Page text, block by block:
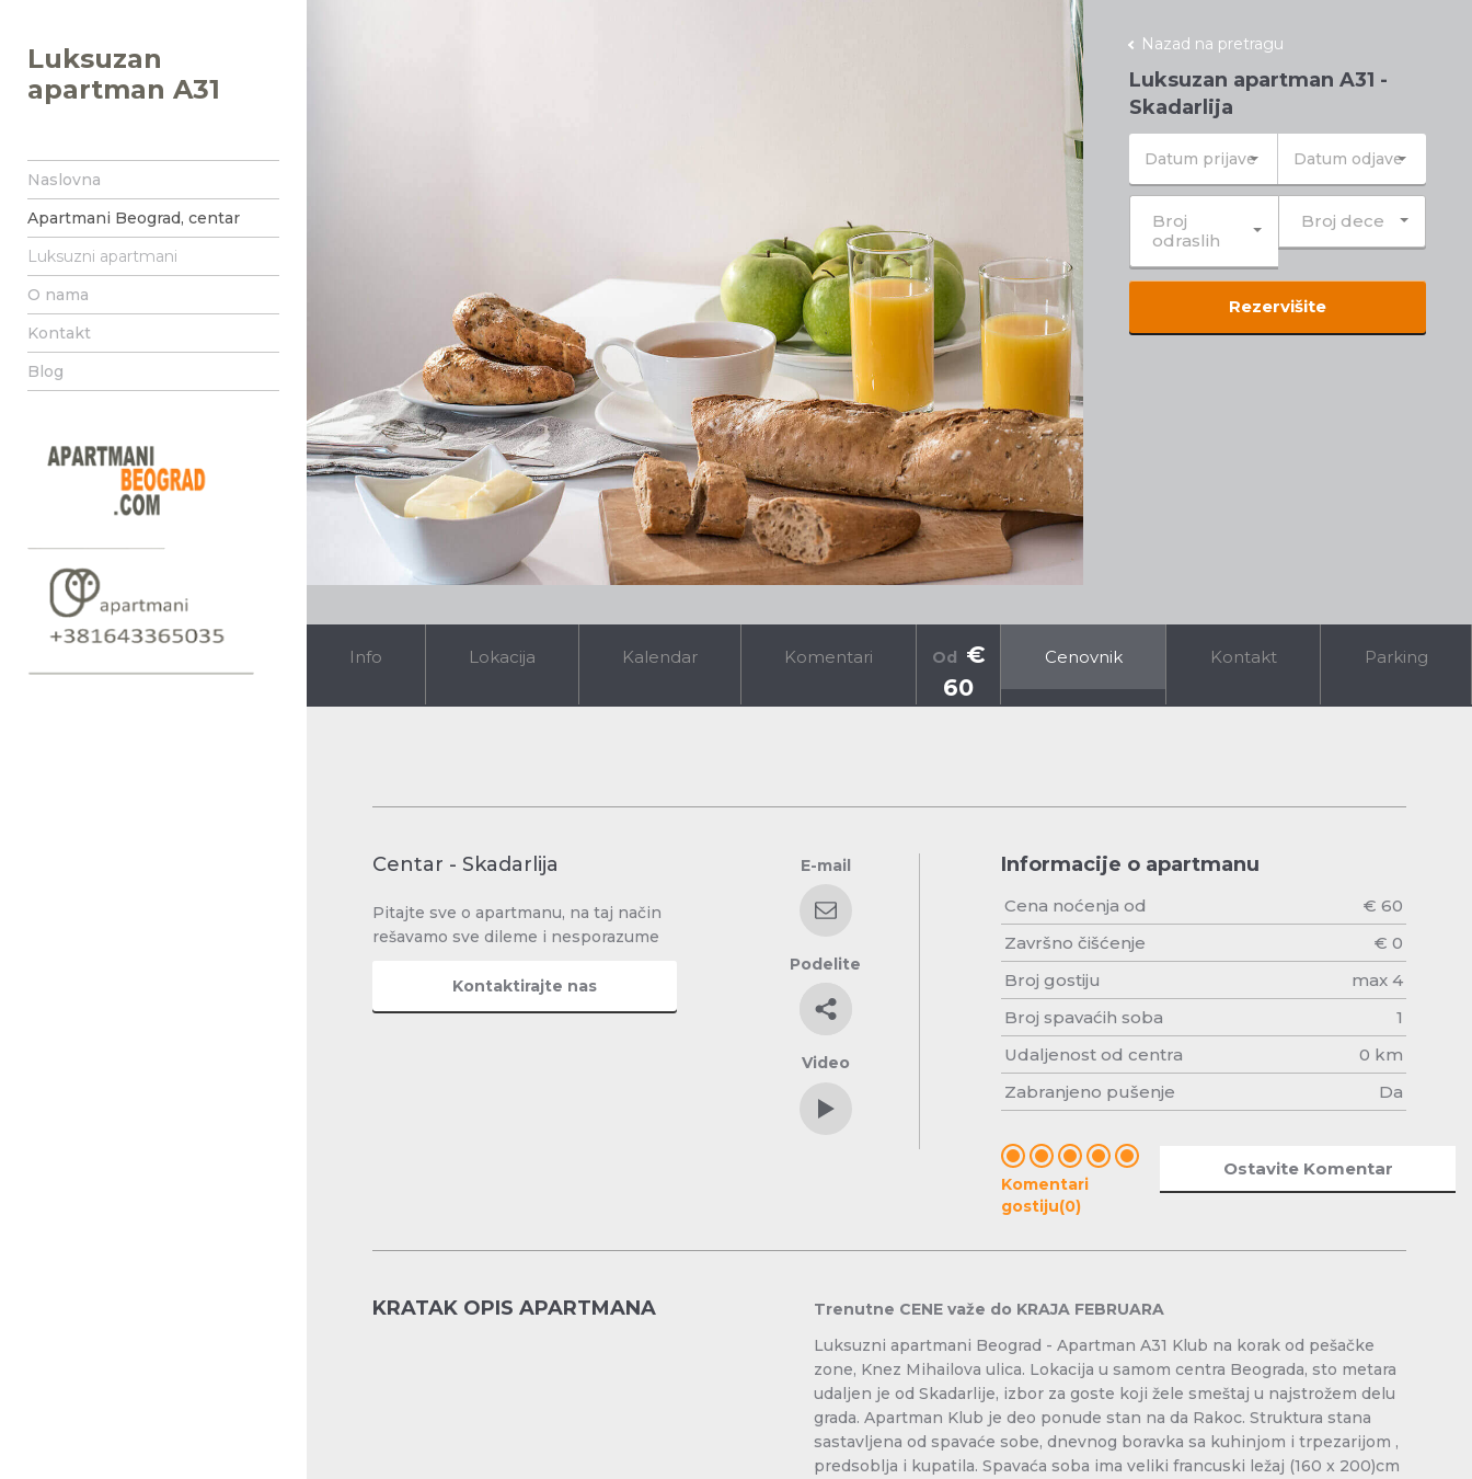
Luksuzan
apartman A31
Naslovna
Apartmani Beograd, centar
Luksuzni apartmani
O nama
Kontakt
Blog
Nazad na pretragu
Luksuzan apartman A31 -
Skadarlija
Broj
odraslih
Broj dece
Rezervišite
Info Lokacija Kalendar Komentari Od €
60
Cenovnik Kontakt Parking
Centar - Skadarlija
Pitajte sve o apartmanu, na taj način
rešavamo sve dileme i nesporazume
Kontaktirajte nas
E-mail
Podelite
Video
Informacije o apartmanu
Cena noćenja od
€ 60
Završno čišćenje
€ 0
Broj gostiju
max 4
Broj spavaćih soba
1
Udaljenost od centra
0 km
Zabranjeno pušenje
Da
Komentari
gostiju(0)
Ostavite Komentar
KRATAK OPIS APARTMANA
Trenutne CENE važe do KRAJA FEBRUARA
Luksuzni apartmani Beograd - Apartman A31 Klub na korak od pešačke
zone, Knez Mihailova ulica. Lokacija u samom centra Beograda, sto metara
udaljen je od Skadarlije, izbor za goste koji žele smeštaj u najstrožem delu
grada. Apartman Klub je deo ponude stan na da Rakoc. Struktura stana
sastavljena od spavaće sobe, dnevnog boravka sa kuhinjom i trpezarijom ,
predsoblja i kupatila. Spavaća soba ima veliki francuski ležaj (160 x 200)cm